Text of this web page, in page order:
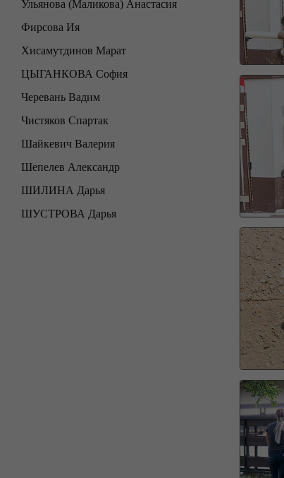
Ульянова (Маликова) Анастасия
Фирсова Ия
Хисамутдинов Марат
ЦЫГАНКОВА София
Черевань Вадим
Чистяков Спартак
Шайкевич Валерия
Шепелев Александр
ШИЛИНА Дарья
ШУСТРОВА Дарья